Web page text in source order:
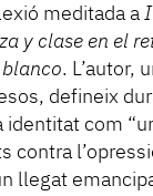
meditada a
y clase en el
. L’autor,
defineix
identitat com
contra
llegat